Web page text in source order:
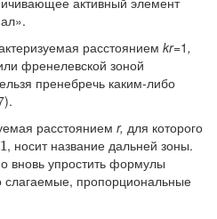
расстоянием kr=1 ,
френелевской зоной
пренебречь каким-либо
расстоянием r, для которого
1, носит название дальней зоны.
вновь упростить формулы
слагаемые, пропорциональные